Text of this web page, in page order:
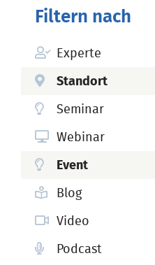
Filtern nach
Experte
Standort
Seminar
Webinar
Event
Blog
Video
Podcast